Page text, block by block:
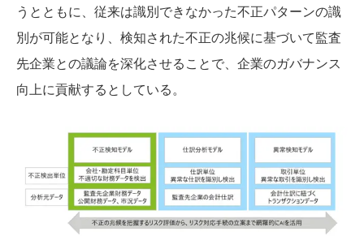
うとともに、従来は識別できなかった不正パターンの識
別が可能となり、検知された不正の兆候に基づいて監査
先企業との議論を深化させることで、企業のガバナンス
向上に貢献するとしている。